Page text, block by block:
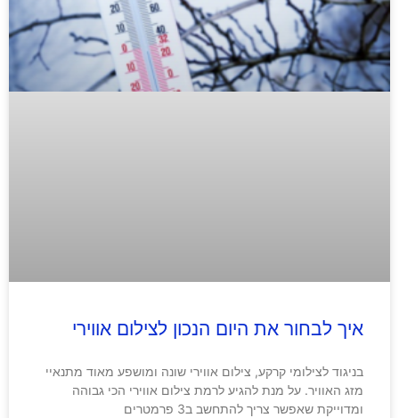
איך לבחור את היום הנכון לצילום אווירי
בניגוד לצילומי קרקע, צילום אווירי שונה ומושפע מאוד מתנאיי
מזג האוויר. על מנת להגיע לרמת צילום אווירי הכי גבוהה
ומדוייקת שאפשר צריך להתחשב ב3 פרמטרים